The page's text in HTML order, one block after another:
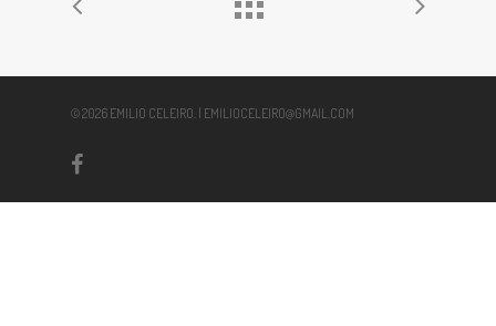
© 2026 EMILIO CELEIRO. | EMILIOCELEIRO@GMAIL.COM